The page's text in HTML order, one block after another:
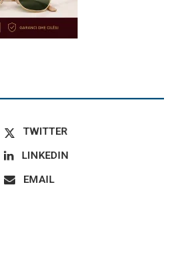
TWITTER
LINKEDIN
EMAIL